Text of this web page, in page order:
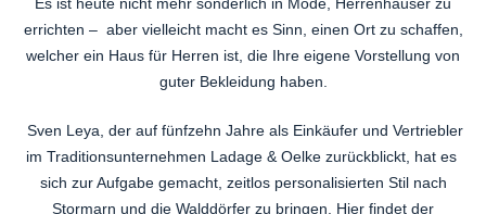
errichten – aber vielleicht macht es Sinn, einen Ort zu schaffen,
welcher ein Haus für Herren ist, die Ihre eigene Vorstellung von
guter Bekleidung haben.
Sven Leya, der auf fünfzehn Jahre als Einkäufer und Vertriebler
im Traditionsunternehmen Ladage & Oelke zurückblickt, hat es
sich zur Aufgabe gemacht, zeitlos personalisierten Stil nach
Stormarn und die Walddörfer zu bringen. Hier findet der